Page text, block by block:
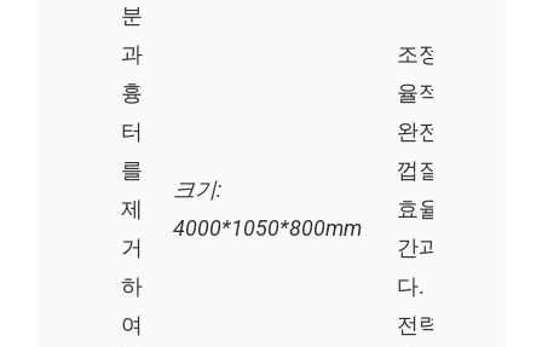
분
과
흉
터
를
제
거
하
여
크기:
4000*1050*800mm
조정 가능한
율적인 스트립
완전 자동 감
껍질 벗기기
효율과 에너지
간과 노력을
다.
전력: 1.1kw